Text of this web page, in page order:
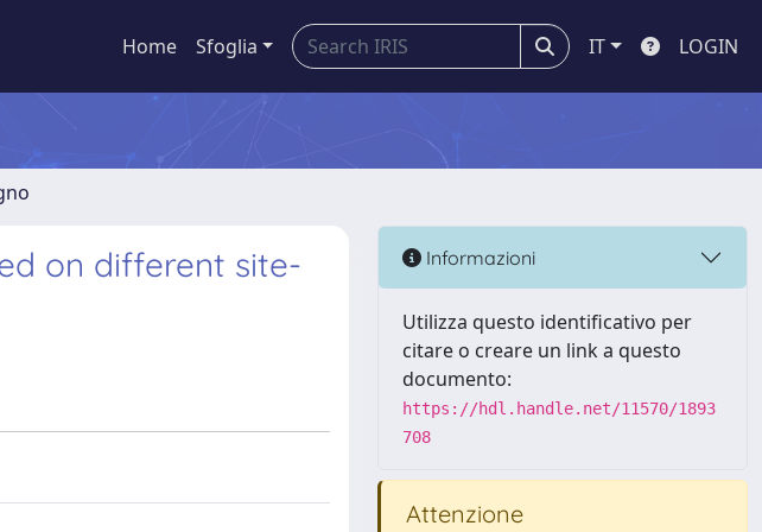
Home Sfoglia IT LOGIN
on different site-
Informazioni
Utilizza questo identificativo per
citare o creare un link a questo
documento:
https://hdl.handle.net/11570/1893
708
Attenzione